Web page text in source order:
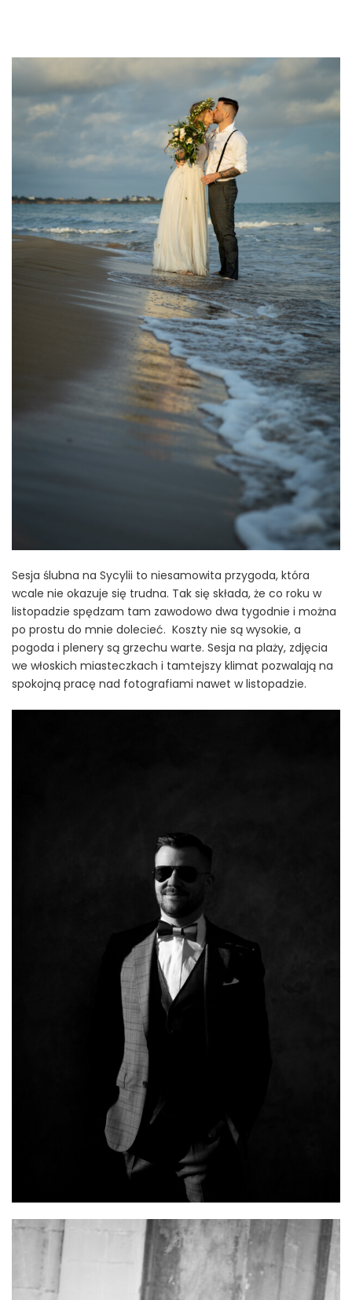
Sesja ślubna na Sycylii to niesamowita przygoda, która
wcale nie okazuje się trudna. Tak się składa, że co roku w
listopadzie spędzam tam zawodowo dwa tygodnie i można
po prostu do mnie dolecieć. Koszty nie są wysokie, a
pogoda i plenery są grzechu warte. Sesja na plaży, zdjęcia
we włoskich miasteczkach i tamtejszy klimat pozwalają na
spokojną pracę nad fotografiami nawet w listopadzie.